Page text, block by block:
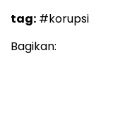
tag: #korupsi
Bagikan: